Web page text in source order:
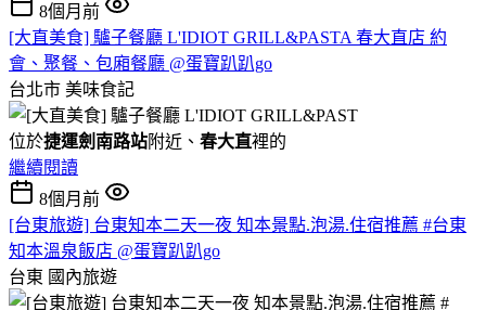
8個月前
[大直美食] 驢子餐廳 L'IDIOT GRILL&PASTA 春大直店 約
會、聚餐、包廂餐廳 @蛋寶趴趴go
台北市 美味食記
位於捷運劍南路站附近、 春大直裡的
繼續閱讀
8個月前
[台東旅遊] 台東知本二天一夜 知本景點.泡湯.住宿推薦 #台東
知本溫泉飯店 @蛋寶趴趴go
台東 國內旅遊